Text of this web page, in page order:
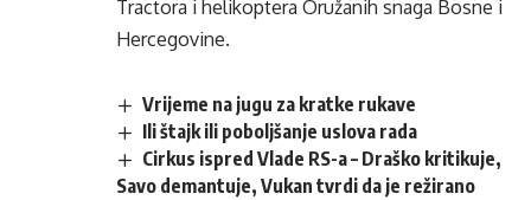
Tractora i helikoptera Oružanih snaga Bosne i
Hercegovine.
Vrijeme na jugu za kratke rukave
Ili štajk ili poboljšanje uslova rada
Cirkus ispred Vlade RS-a – Draško kritikuje,
Savo demantuje, Vukan tvrdi da je režirano